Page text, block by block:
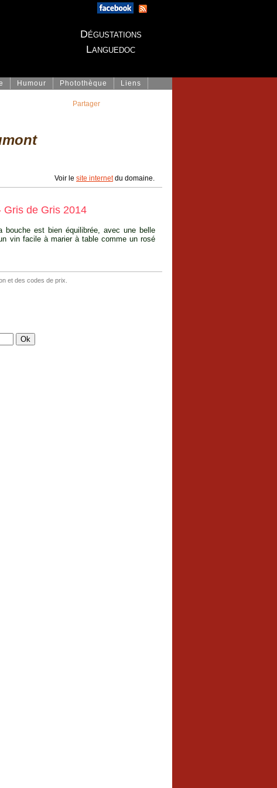
Dégustations
Languedoc
Humour Photothèque Liens
Voir le site internetdu domaine.
Gris de Gris 2014
est bien équilibrée, avec une belle
vin facile à marier à table comme un rosé
et des codes de prix.
Partager